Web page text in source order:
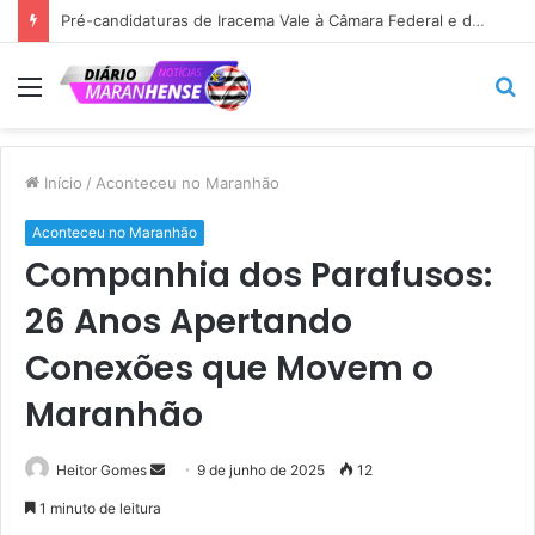
Pré-candidaturas de Iracema Vale à Câmara Federal e de Maedja Campos à Assembleia Legislativa ganham força em São Benedito do Rio Preto.
Menu
Início / Aconteceu no Maranhão
Aconteceu no Maranhão
Companhia dos Parafusos:
26 Anos Apertando
Conexões que Movem o
Maranhão
Heitor Gomes
Mande9 de junho de 2025 12
1 minuto de leitura